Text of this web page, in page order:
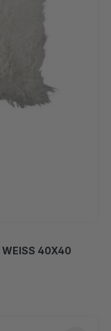
WEISS 40X40